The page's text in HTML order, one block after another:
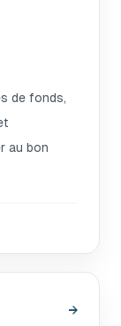
de fonds,
au bon
→